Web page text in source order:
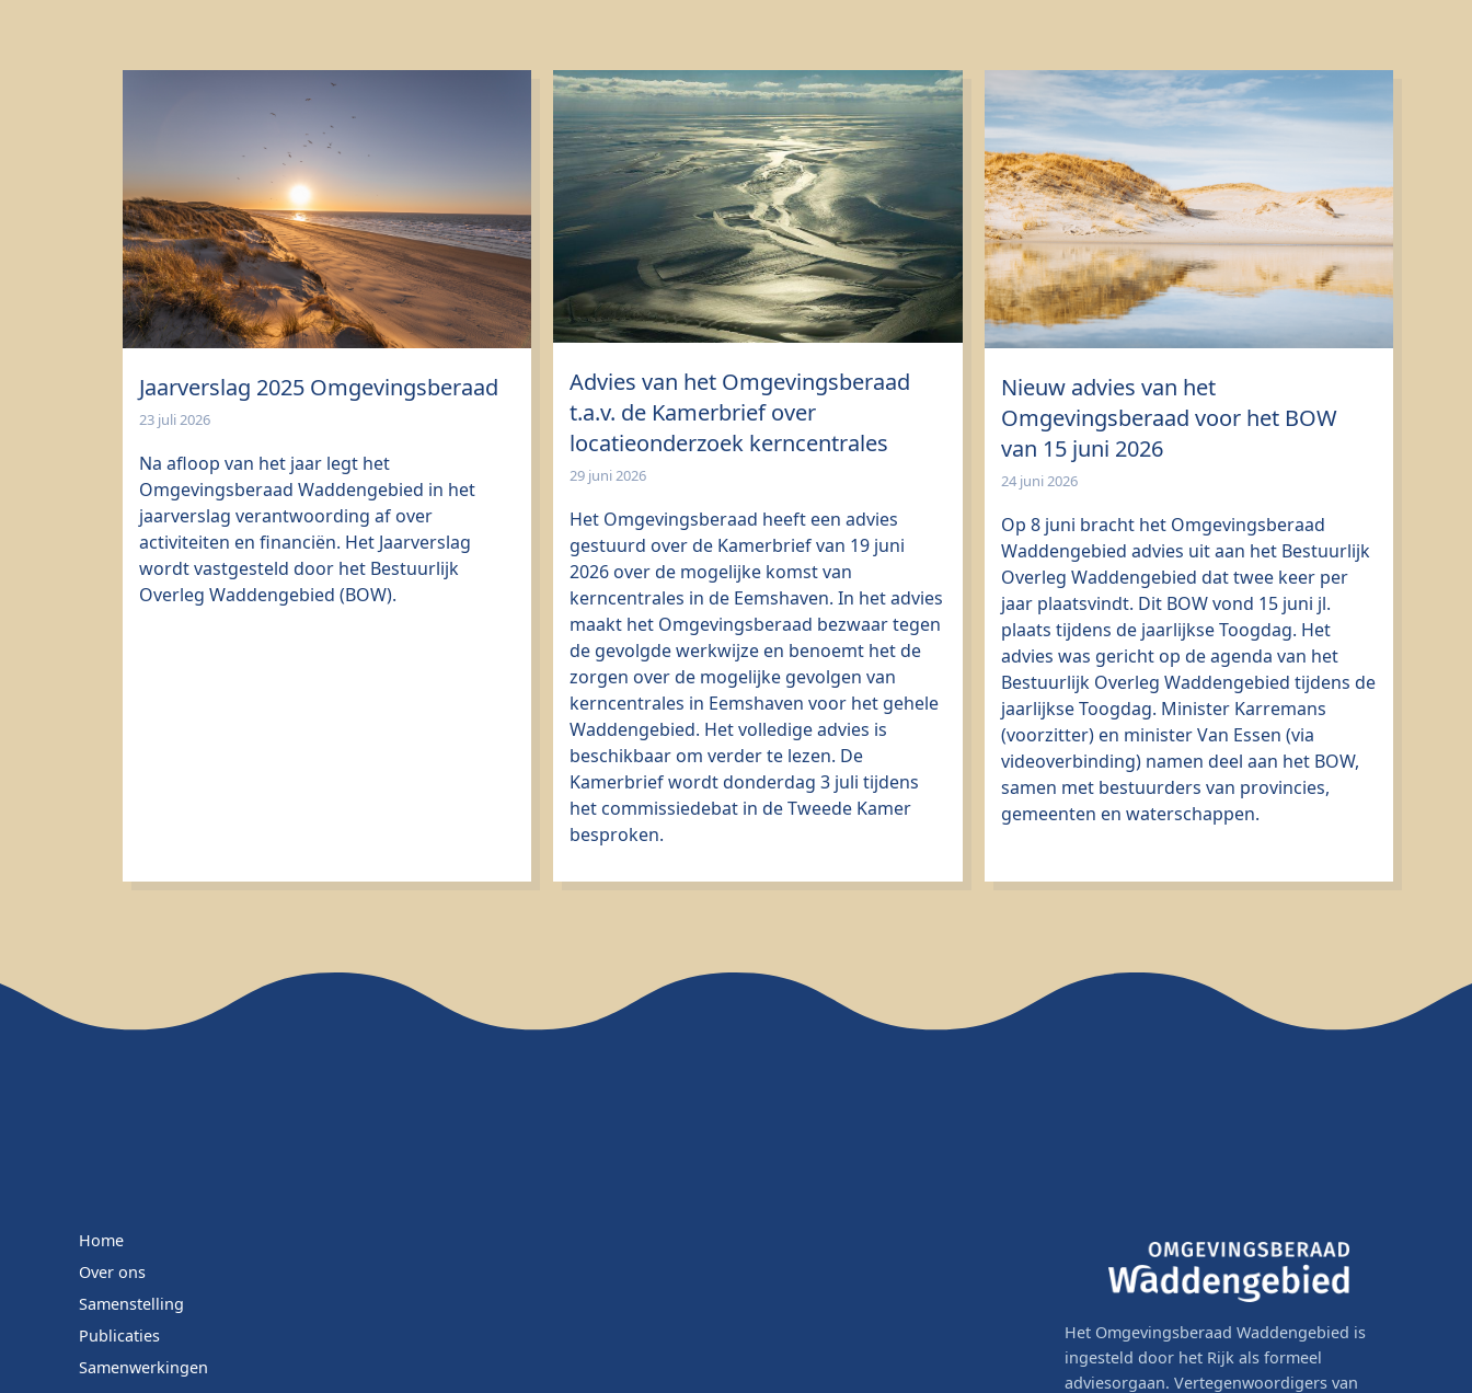
Jaarverslag 2025 Omgevingsberaad
23 juli 2026
Na afloop van het jaar legt het
Omgevingsberaad Waddengebied in het
jaarverslag verantwoording af over
activiteiten en financiën. Het Jaarverslag
wordt vastgesteld door het Bestuurlijk
Overleg Waddengebied (BOW).
Advies van het Omgevingsberaad
t.a.v. de Kamerbrief over
locatieonderzoek kerncentrales
29 juni 2026
Het Omgevingsberaad heeft een advies
gestuurd over de Kamerbrief van 19 juni
2026 over de mogelijke komst van
kerncentrales in de Eemshaven. In het advies
maakt het Omgevingsberaad bezwaar tegen
de gevolgde werkwijze en benoemt het de
zorgen over de mogelijke gevolgen van
kerncentrales in Eemshaven voor het gehele
Waddengebied. Het volledige advies is
beschikbaar om verder te lezen. De
Kamerbrief wordt donderdag 3 juli tijdens
het commissiedebat in de Tweede Kamer
besproken.
Nieuw advies van het
Omgevingsberaad voor het BOW
van 15 juni 2026
24 juni 2026
Op 8 juni bracht het Omgevingsberaad
Waddengebied advies uit aan het Bestuurlijk
Overleg Waddengebied dat twee keer per
jaar plaatsvindt. Dit BOW vond 15 juni jl.
plaats tijdens de jaarlijkse Toogdag. Het
advies was gericht op de agenda van het
Bestuurlijk Overleg Waddengebied tijdens de
jaarlijkse Toogdag. Minister Karremans
(voorzitter) en minister Van Essen (via
videoverbinding) namen deel aan het BOW,
samen met bestuurders van provincies,
gemeenten en waterschappen.
Home
Over ons
Samenstelling
Publicaties
Samenwerkingen
Het Omgevingsberaad Waddengebied is
ingesteld door het Rijk als formeel
adviesorgaan. Vertegenwoordigers van